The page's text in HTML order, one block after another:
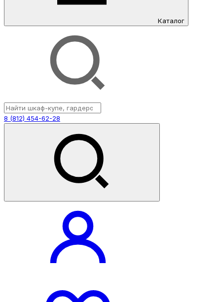
Каталог
8 (812) 454-62-28